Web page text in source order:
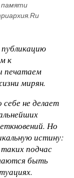
памяти
к
печатаем
мирян.
не делает
Но
истину:
подчас
быть